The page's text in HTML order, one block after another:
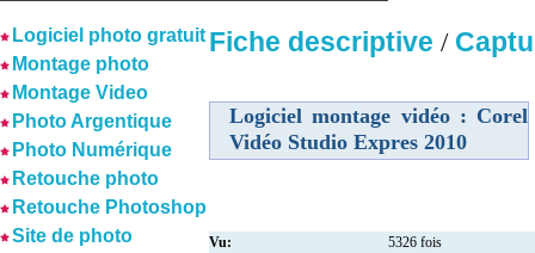
Logiciel photo gratuit
Montage photo
Montage Video
Photo Argentique
Photo Numérique
Retouche photo
Retouche Photoshop
Site de photo
Fiche descriptive /
Logiciel montage vidéo : Corel
Vidéo Studio Expres 2010
Vu:
5326 fois